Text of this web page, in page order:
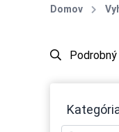
Domov